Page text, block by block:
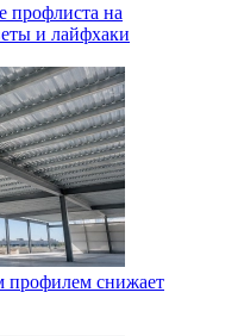
профлиста на
и лайфхаки
профилем снижает